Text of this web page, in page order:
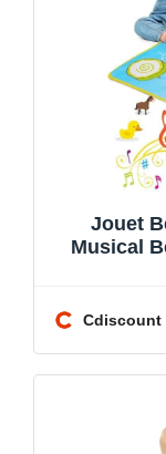
Jouet
Musical
Cdiscount